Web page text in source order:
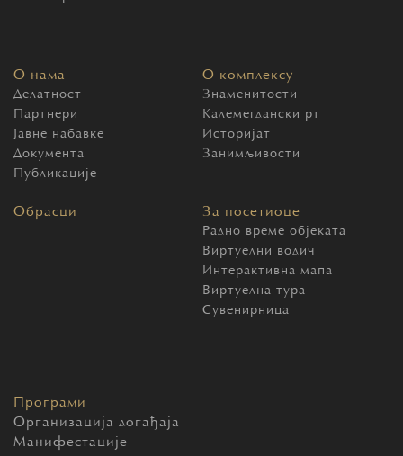
О нама
Делатност
Партнери
Јавне набавке
Документа
Публикације
О комплексу
Знаменитости
Калемегдански рт
Историјат
Занимљивости
Обрасци За посетиоце
Радно време објеката
Виртуелни водич
Интерактивна мапа
Виртуелна тура
Сувенирница
Програми
Организација догађаја
Манифестације